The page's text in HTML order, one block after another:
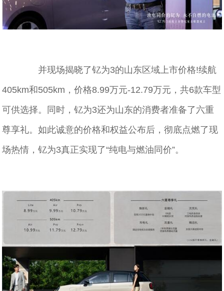
并现场揭晓了钇为3的山东区域上市价格!续航
405km和505km，价格8.99万元-12.79万元，共6款车型
可供选择。同时，钇为3还为山东的消费者准备了六重
尊享礼。如此诚意的价格和权益公布后，彻底点燃了现
场热情，钇为3真正实现了“纯电与燃油同价”。